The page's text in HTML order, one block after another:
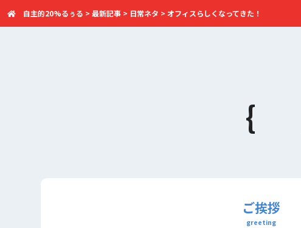
自主的20%るぅる > 最新記事 > 日常ネタ > オフィスらしくなってきた！
ご挨拶
greeting